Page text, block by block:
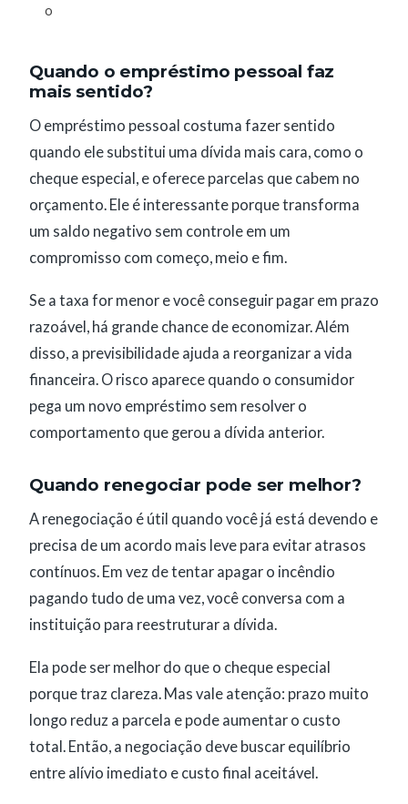
o
Quando o empréstimo pessoal faz
mais sentido?
O empréstimo pessoal costuma fazer sentido
quando ele substitui uma dívida mais cara, como o
cheque especial, e oferece parcelas que cabem no
orçamento. Ele é interessante porque transforma
um saldo negativo sem controle em um
compromisso com começo, meio e fim.
Se a taxa for menor e você conseguir pagar em prazo
razoável, há grande chance de economizar. Além
disso, a previsibilidade ajuda a reorganizar a vida
financeira. O risco aparece quando o consumidor
pega um novo empréstimo sem resolver o
comportamento que gerou a dívida anterior.
Quando renegociar pode ser melhor?
A renegociação é útil quando você já está devendo e
precisa de um acordo mais leve para evitar atrasos
contínuos. Em vez de tentar apagar o incêndio
pagando tudo de uma vez, você conversa com a
instituição para reestruturar a dívida.
Ela pode ser melhor do que o cheque especial
porque traz clareza. Mas vale atenção: prazo muito
longo reduz a parcela e pode aumentar o custo
total. Então, a negociação deve buscar equilíbrio
entre alívio imediato e custo final aceitável.